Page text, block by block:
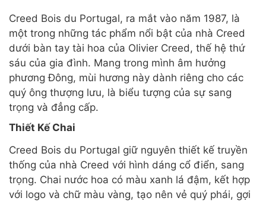
Creed Bois du Portugal, ra mắt vào năm 1987, là
một trong những tác phẩm nổi bật của nhà Creed
dưới bàn tay tài hoa của Olivier Creed, thế hệ thứ
sáu của gia đình. Mang trong mình âm hưởng
phương Đông, mùi hương này dành riêng cho các
quý ông thượng lưu, là biểu tượng của sự sang
trọng và đẳng cấp.
Thiết Kế Chai
Creed Bois du Portugal giữ nguyên thiết kế truyền
thống của nhà Creed với hình dáng cổ điển, sang
trọng. Chai nước hoa có màu xanh lá đậm, kết hợp
với logo và chữ màu vàng, tạo nên vẻ quý phái, gợi